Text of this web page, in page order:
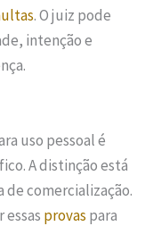
. O juiz pode
intenção e
uso pessoal é
A distinção está
de comercialização.
provas para